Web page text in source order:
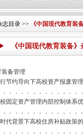
志目录 >> 《中国现代教育装
《中国现代教育装备》
装备管理
节约导向下高校资产报废管
．．．．．．．．．．．．
固定资产管理内部控制体系
．．．．．．．．．．．．
代背景下高校住房补贴政策
．．．．．．．．．．．．